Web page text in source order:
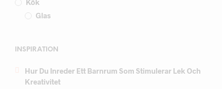
Kök
Glas
INSPIRATION
Hur Du Inreder Ett Barnrum Som Stimulerar Lek Och
Kreativitet